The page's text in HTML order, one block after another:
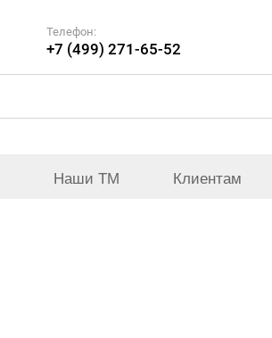
Телефон:
+7 (499) 271-65-52
Наши ТМ Клиентам